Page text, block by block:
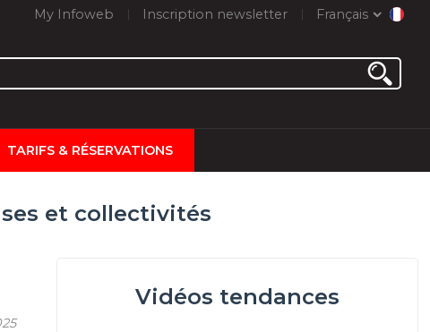
My Infoweb Inscription newsletter Français
TARIFS & RÉSERVATIONS
et collectivités
Vidéos tendances